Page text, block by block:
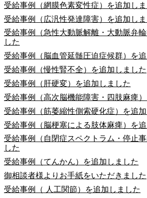
受給事例（網膜色素変性症）を追加し
受給事例（広汎性発達障害）を追加しま
受給事例（急性大動脈解離・大動脈弁
した
受給事例（脳血管延髄圧迫症候群）を
受給事例（慢性腎不全）を追加しました
受給事例（肝硬変）を追加しました
受給事例（高次脳機能障害・四肢麻痺
受給事例（筋萎縮性側索硬化症）を追
受給事例（脳梗塞による肢体麻痺）を
受給事例（自閉症スペクトラム・停止
した
受給事例（てんかん）を追加しました
御相談者様よりお手紙をいただきました
受給事例（ 人工関節）を追加しました